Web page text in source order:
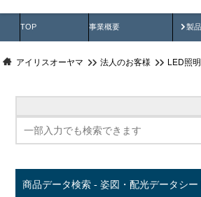
TOP 事業概要 製製
アイリスオーヤマ 法人のお客様 LED照明
商品データ検索 - 姿図・配光データシ